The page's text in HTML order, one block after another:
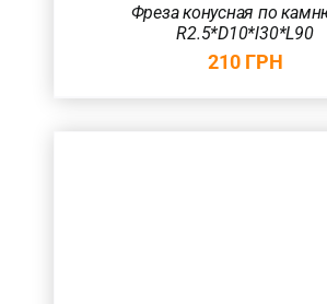
Фреза конусная по
R2.5*D10*l30*L90
210 ГРН